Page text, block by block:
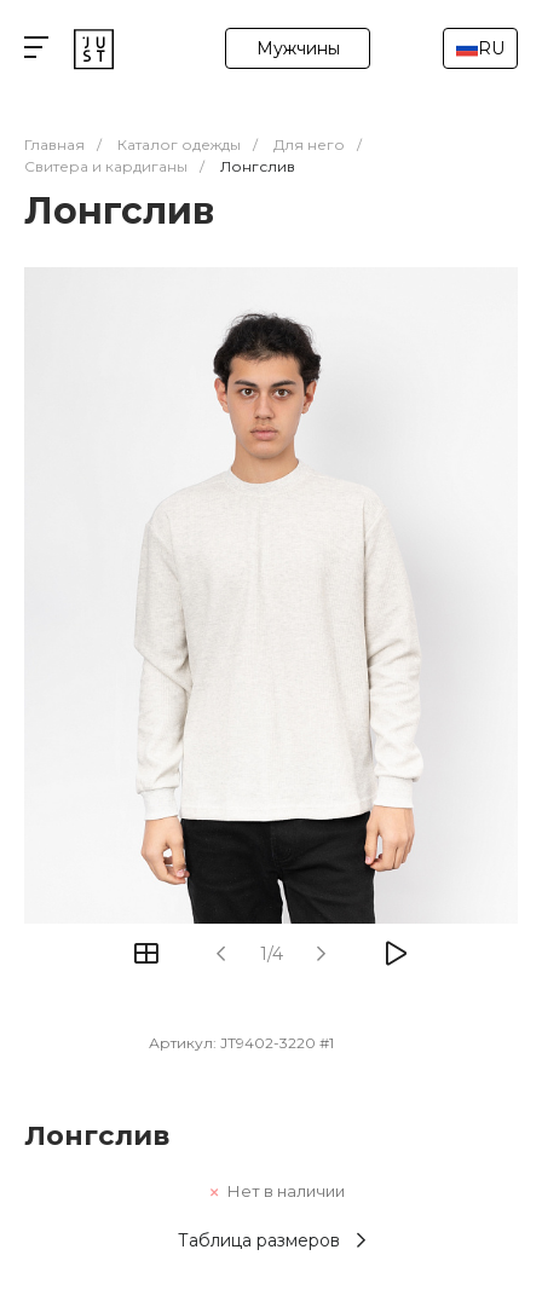
Мужчины RU
Главная / Каталог одежды / Для него
/
Свитера и кардиганы
/ Лонгслив
Лонгслив
1/4
Артикул: JT9402-3220 #1
Лонгслив
Нет в наличии
Таблица размеров